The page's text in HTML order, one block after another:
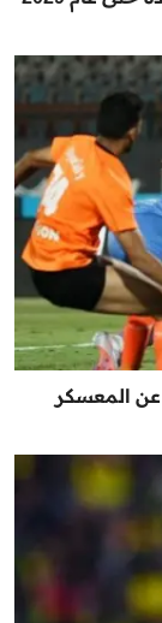
عن المعسكر